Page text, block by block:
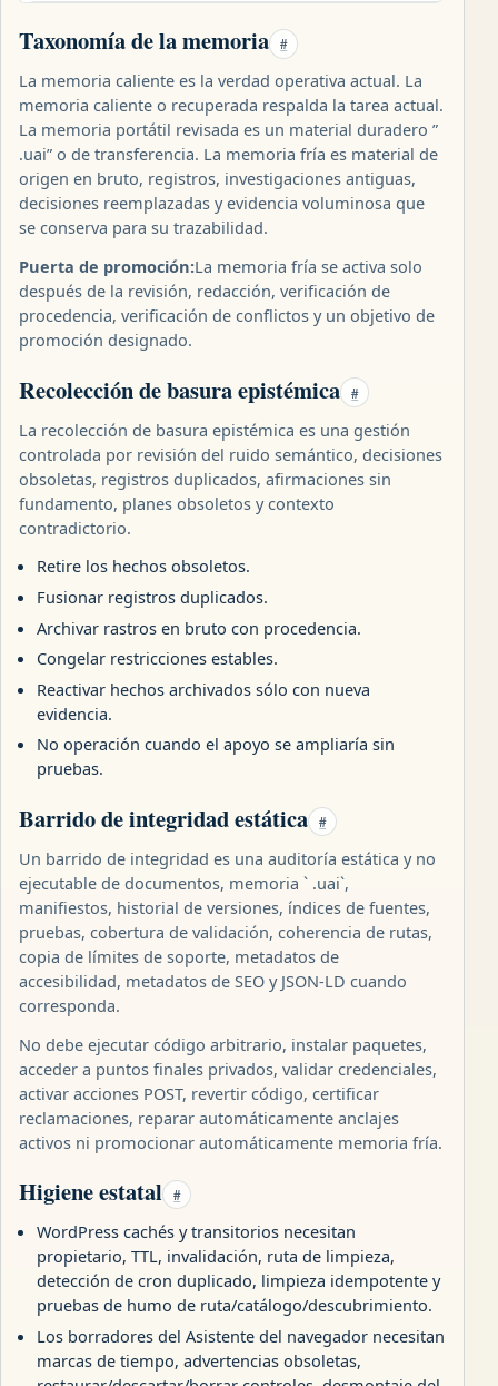
Taxonomía de la memoria #
La memoria caliente es la verdad operativa actual. La
memoria caliente o recuperada respalda la tarea actual.
La memoria portátil revisada es un material duradero ”
.uai” o de transferencia. La memoria fría es material de
origen en bruto, registros, investigaciones antiguas,
decisiones reemplazadas y evidencia voluminosa que
se conserva para su trazabilidad.
Puerta de promoción:La memoria fría se activa solo
después de la revisión, redacción, verificación de
procedencia, verificación de conflictos y un objetivo de
promoción designado.
Recolección de basura epistémica #
La recolección de basura epistémica es una gestión
controlada por revisión del ruido semántico, decisiones
obsoletas, registros duplicados, afirmaciones sin
fundamento, planes obsoletos y contexto
contradictorio.
Retire los hechos obsoletos.
Fusionar registros duplicados.
Archivar rastros en bruto con procedencia.
Congelar restricciones estables.
Reactivar hechos archivados sólo con nueva
evidencia.
No operación cuando el apoyo se ampliaría sin
pruebas.
Barrido de integridad estática #
Un barrido de integridad es una auditoría estática y no
ejecutable de documentos, memoria ` .uai`,
manifiestos, historial de versiones, índices de fuentes,
pruebas, cobertura de validación, coherencia de rutas,
copia de límites de soporte, metadatos de
accesibilidad, metadatos de SEO y JSON-LD cuando
corresponda.
No debe ejecutar código arbitrario, instalar paquetes,
acceder a puntos finales privados, validar credenciales,
activar acciones POST, revertir código, certificar
reclamaciones, reparar automáticamente anclajes
activos ni promocionar automáticamente memoria fría.
Higiene estatal #
WordPress cachés y transitorios necesitan
propietario, TTL, invalidación, ruta de limpieza,
detección de cron duplicado, limpieza idempotente y
pruebas de humo de ruta/catálogo/descubrimiento.
Los borradores del Asistente del navegador necesitan
marcas de tiempo, advertencias obsoletas,